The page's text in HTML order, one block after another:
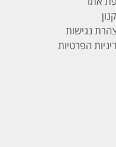
נגישות
הפרטיות